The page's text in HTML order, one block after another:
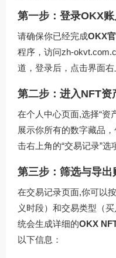
第一步：登录OKX
请确保你已经完成OKX
程序，访问zh-
道，登录后，点击界面右
第二步：进入NFT资
在个人中心页面,选择“资
展示你所有的数字藏品
击右上角的“交易记录”选
第三步：筛选与导出
在交易记录页面,你可以
义时段）和交易类型（
统会生成详细的OKX
以下信息：